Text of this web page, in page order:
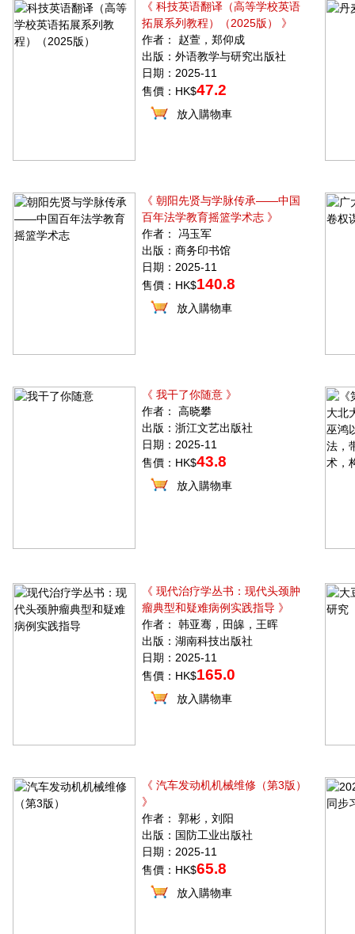
《 科技英语翻译（高等学校英语
拓展系列教程）（2025版） 》
作者： 赵萱，郑仰成
出版：外语教学与研究出版社
日期：2025-11
售價：HK$47.2
放入購物車
《 朝阳先贤与学脉传承——中国
百年法学教育摇篮学术志 》
作者： 冯玉军
出版：商务印书馆
日期：2025-11
售價：HK$140.8
放入購物車
《 我干了你随意 》
作者： 高晓攀
出版：浙江文艺出版社
日期：2025-11
售價：HK$43.8
放入購物車
《 现代治疗学丛书：现代头颈肿
瘤典型和疑难病例实践指导 》
作者： 韩亚骞，田皞，王晖
出版：湖南科技出版社
日期：2025-11
售價：HK$165.0
放入購物車
《 汽车发动机机械维修（第3版）
》
作者： 郭彬，刘阳
出版：国防工业出版社
日期：2025-11
售價：HK$65.8
放入購物車